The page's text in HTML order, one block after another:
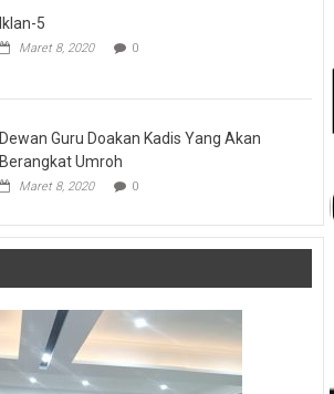
Iklan-5
Maret 8, 2020 0
Dewan Guru Doakan Kadis Yang Akan
Berangkat Umroh
Maret 8, 2020 0